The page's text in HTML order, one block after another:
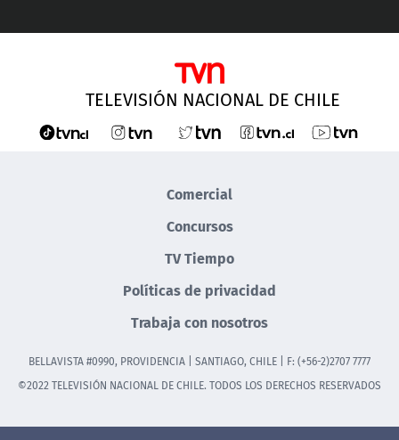
TELEVISIÓN NACIONAL DE CHILE
Comercial
Concursos
TV Tiempo
Políticas de privacidad
Trabaja con nosotros
BELLAVISTA #0990, PROVIDENCIA | SANTIAGO, CHILE | F: (+56-2)2707 7777
©2022 TELEVISIÓN NACIONAL DE CHILE. TODOS LOS DERECHOS RESERVADOS